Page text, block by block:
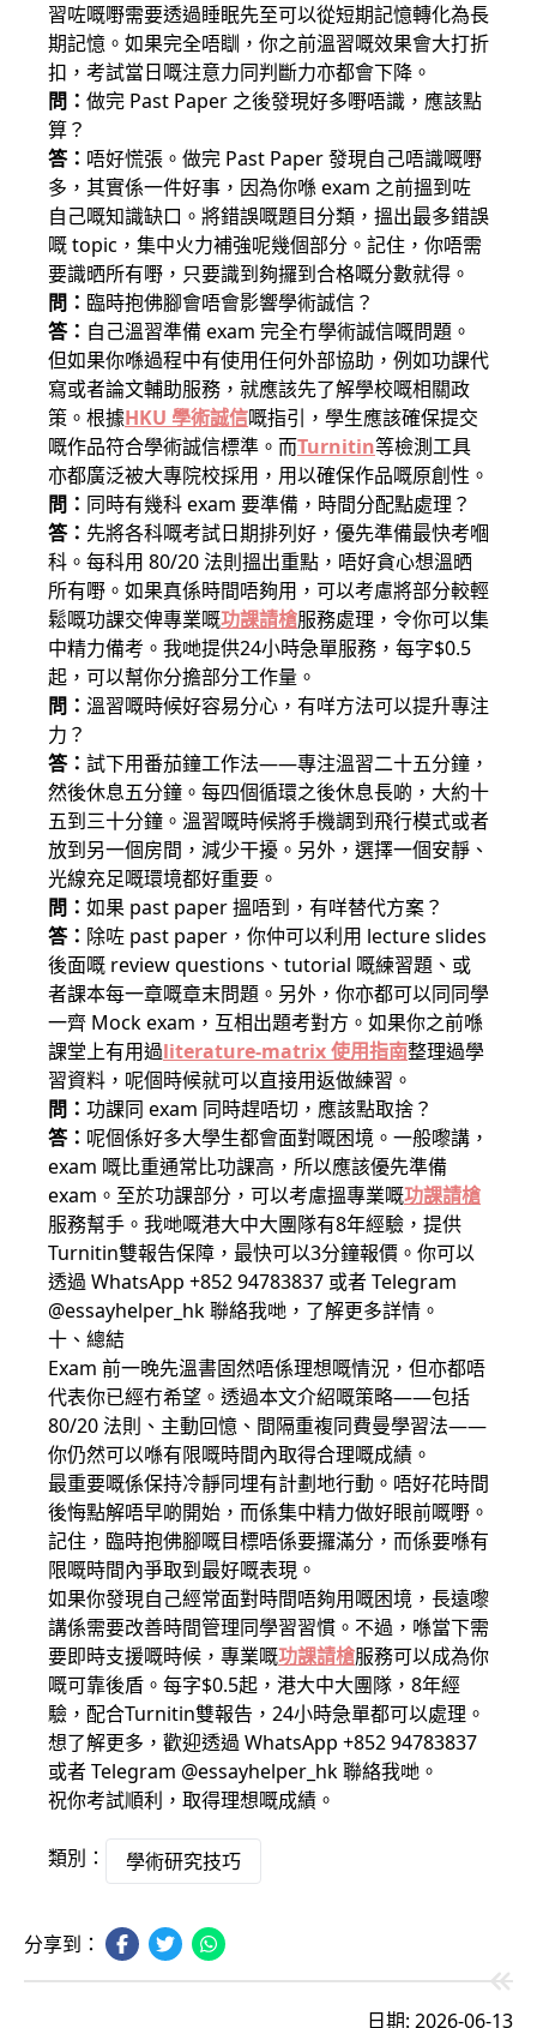
習咗嘅嘢需要透過睡眠先至可以從短期記憶轉化為長
期記憶。如果完全唔瞓，你之前溫習嘅效果會大打折
扣，考試當日嘅注意力同判斷力亦都會下降。
問： 做完 Past Paper 之後發現好多嘢唔識，應該點
算？
答： 唔好慌張。做完 Past Paper 發現自己唔識嘅嘢
多，其實係一件好事，因為你喺 exam 之前搵到咗
自己嘅知識缺口。將錯誤嘅題目分類，搵出最多錯誤
嘅 topic，集中火力補強呢幾個部分。記住，你唔需
要識晒所有嘢，只要識到夠攞到合格嘅分數就得。
問： 臨時抱佛腳會唔會影響學術誠信？
答： 自己溫習準備 exam 完全冇學術誠信嘅問題。
但如果你喺過程中有使用任何外部協助，例如功課代
寫或者論文輔助服務，就應該先了解學校嘅相關政
策。根據HKU 學術誠信嘅指引，學生應該確保提交
嘅作品符合學術誠信標準。而Turnitin等檢測工具
亦都廣泛被大專院校採用，用以確保作品嘅原創性。
問： 同時有幾科 exam 要準備，時間分配點處理？
答： 先將各科嘅考試日期排列好，優先準備最快考嗰
科。每科用 80/20 法則搵出重點，唔好貪心想溫晒
所有嘢。如果真係時間唔夠用，可以考慮將部分較輕
鬆嘅功課交俾專業嘅功課請槍服務處理，令你可以集
中精力備考。我哋提供24小時急單服務，每字$0.5
起，可以幫你分擔部分工作量。
問： 溫習嘅時候好容易分心，有咩方法可以提升專注
力？
答： 試下用番茄鐘工作法——專注溫習二十五分鐘，
然後休息五分鐘。每四個循環之後休息長啲，大約十
五到三十分鐘。溫習嘅時候將手機調到飛行模式或者
放到另一個房間，減少干擾。另外，選擇一個安靜、
光線充足嘅環境都好重要。
問： 如果 past paper 搵唔到，有咩替代方案？
答： 除咗 past paper，你仲可以利用 lecture slides
後面嘅 review questions、tutorial 嘅練習題、或
者課本每一章嘅章末問題。另外，你亦都可以同同學
一齊 Mock exam，互相出題考對方。如果你之前喺
課堂上有用過literature-matrix 使用指南整理過學
習資料，呢個時候就可以直接用返做練習。
問： 功課同 exam 同時趕唔切，應該點取捨？
答： 呢個係好多大學生都會面對嘅困境。一般嚟講，
exam 嘅比重通常比功課高，所以應該優先準備
exam。至於功課部分，可以考慮搵專業嘅功課請槍
服務幫手。我哋嘅港大中大團隊有8年經驗，提供
Turnitin雙報告保障，最快可以3分鐘報價。你可以
透過 WhatsApp +852 94783837 或者 Telegram
@essayhelper_hk 聯絡我哋，了解更多詳情。
十、總結
Exam 前一晚先溫書固然唔係理想嘅情況，但亦都唔
代表你已經冇希望。透過本文介紹嘅策略——包括
80/20 法則、主動回憶、間隔重複同費曼學習法——
你仍然可以喺有限嘅時間內取得合理嘅成績。
最重要嘅係保持冷靜同埋有計劃地行動。唔好花時間
後悔點解唔早啲開始，而係集中精力做好眼前嘅嘢。
記住，臨時抱佛腳嘅目標唔係要攞滿分，而係要喺有
限嘅時間內爭取到最好嘅表現。
如果你發現自己經常面對時間唔夠用嘅困境，長遠嚟
講係需要改善時間管理同學習習慣。不過，喺當下需
要即時支援嘅時候，專業嘅功課請槍服務可以成為你
嘅可靠後盾。每字$0.5起，港大中大團隊，8年經
驗，配合Turnitin雙報告，24小時急單都可以處理。
想了解更多，歡迎透過 WhatsApp +852 94783837
或者 Telegram @essayhelper_hk 聯絡我哋。
祝你考試順利，取得理想嘅成績。
類別： 學術研究技巧
分享到：
日期: 2026-06-13